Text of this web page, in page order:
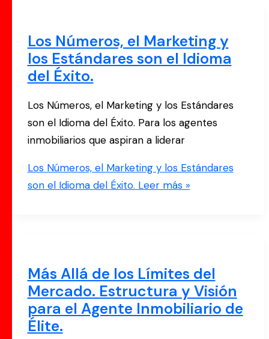
Los Números, el Marketing y
los Estándares son el Idioma
del Éxito.
Los Números, el Marketing y los Estándares
son el Idioma del Éxito. Para los agentes
inmobiliarios que aspiran a liderar
Los Números, el Marketing y los Estándares
son el Idioma del Éxito. Leer más »
Más Allá de los Límites del
Mercado. Estructura y Visión
para el Agente Inmobiliario de
Élite.